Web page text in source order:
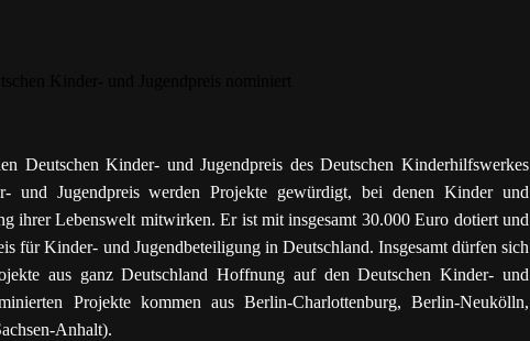
Deutschen Kinder- und Jugendpreis des Deutschen Kinderhilfswerkes
und Jugendpreis werden Projekte gewürdigt, bei denen Kinder und
ihrer Lebenswelt mitwirken. Er ist mit insgesamt 30.000 Euro dotiert und
für Kinder- und Jugendbeteiligung in Deutschland. Insgesamt dürfen sich
aus ganz Deutschland Hoffnung auf den Deutschen Kinder- und
Projekte kommen aus Berlin-Charlottenburg, Berlin-Neukölln,
Anhalt).